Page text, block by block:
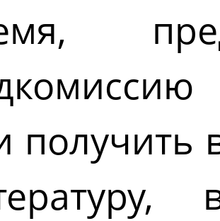
получить